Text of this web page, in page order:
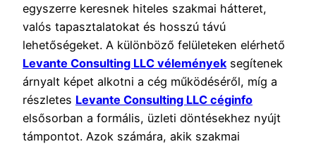
egyszerre keresnek hiteles szakmai hátteret,
valós tapasztalatokat és hosszú távú
lehetőségeket. A különböző felületeken elérhető
Levante Consulting LLC vélemények segítenek
árnyalt képet alkotni a cég működéséről, míg a
részletes Levante Consulting LLC céginfo
elsősorban a formális, üzleti döntésekhez nyújt
támpontot. Azok számára, akik szakmai